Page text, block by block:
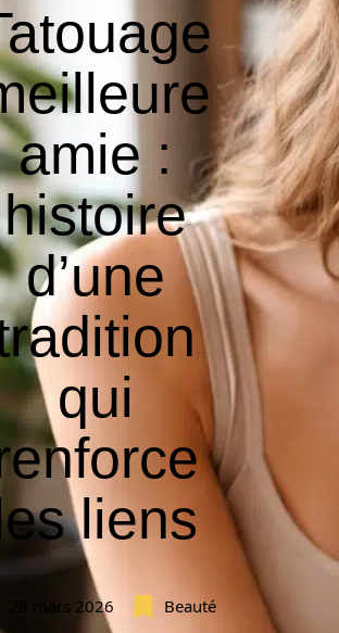
amie :
histoire
d’une
qui
liens
28 mars 2026 Beauté